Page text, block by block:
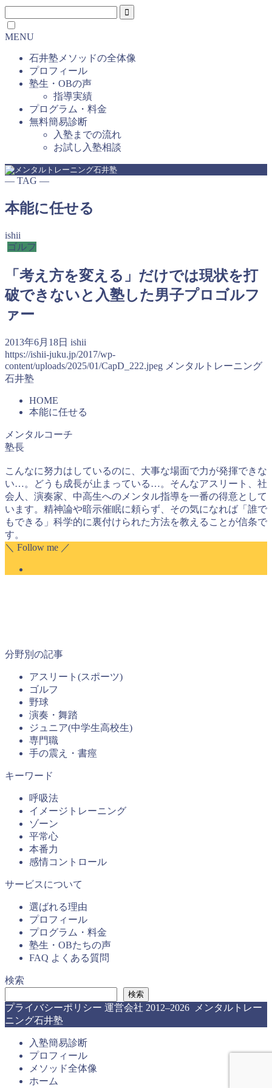
MENU
石井塾メソッドの全体像
プロフィール
塾生・OBの声
指導実績
プログラム・料金
無料簡易診断
入塾までの流れ
お試し入塾相談
― TAG ―
本能に任せる
ishii
ゴルフ
「考え方を変える」だけでは現状を打
破できないと入塾した男子プロゴルフ
ァー
2013年6月18日 ishii
https://ishii-juku.jp/2017/wp-
content/uploads/2025/01/CapD_222.jpeg メンタルトレーニング
石井塾
HOME
本能に任せる
メンタルコーチ
塾長
こんなに努力はしているのに、大事な場面で力が発揮できな
い…。どうも成長が止まっている…。そんなアスリート、社
会人、演奏家、中高生へのメンタル指導を一番の得意として
います。精神論や暗示催眠に頼らず、その気になれば「誰で
もできる」科学的に裏付けられた方法を教えることが信条で
す。
＼ Follow me ／
分野別の記事
アスリート(スポーツ)
ゴルフ
野球
演奏・舞踏
ジュニア(中学生高校生)
専門職
手の震え・書痙
キーワード
呼吸法
イメージトレーニング
ゾーン
平常心
本番力
感情コントロール
サービスについて
選ばれる理由
プロフィール
プログラム・料金
塾生・OBたちの声
FAQ よくある質問
検索
検索
プライバシーポリシー 運営会社 2012–2026 メンタルトレー
ニング石井塾
入塾簡易診断
プロフィール
メソッド全体像
ホーム